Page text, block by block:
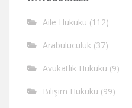
Aile Hukuku (112)
Arabuluculuk (37)
Avukatlık Hukuku (9)
Bilişim Hukuku (99)